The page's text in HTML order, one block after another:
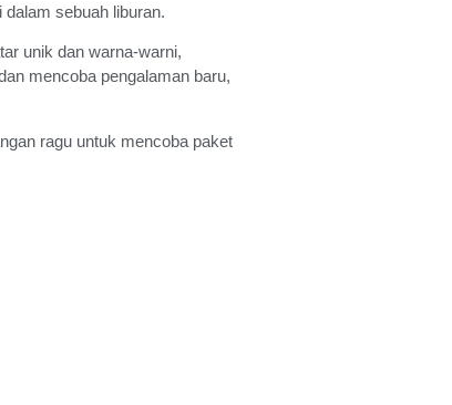
sebuah liburan.
unik dan warna-warni,
mencoba pengalaman baru,
ragu untuk mencoba paket